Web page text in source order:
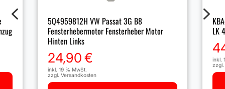
5Q4959812H VW Passat 3G B8
Fensterhebermotor Fensterheber Motor
Hinten Links
24,90€
inkl. 19 % MwSt.
zzgl. Versandkosten
LK
inkl.
zzgl.
4 5